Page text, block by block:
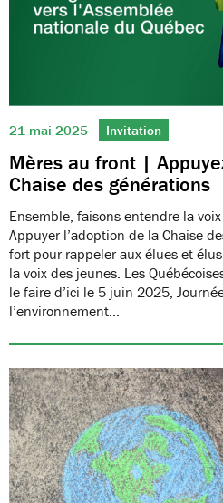
21 mai 2025 Invitation
Mères au front |
Chaise des générations
Ensemble, faisons entendre la
Appuyer l’adoption de la Chaise
fort pour rappeler aux élues et
la voix des jeunes. Les
le faire d’ici le 5 juin 2025,
l’environnement…